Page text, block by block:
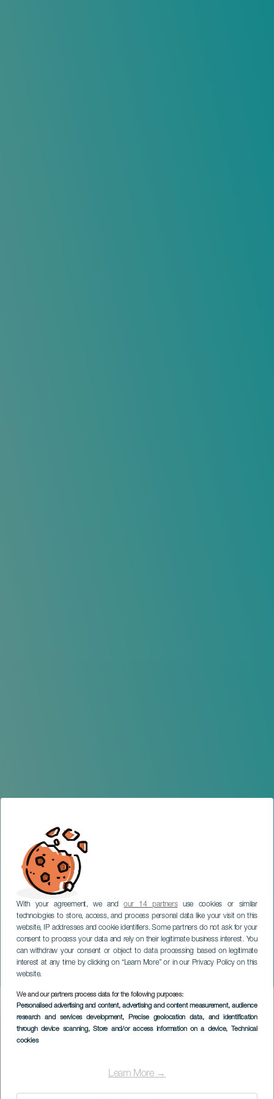
With your agreement, we andour 14 partnersuse cookies or similar
technologies to store, access, and process personal data like your visit on this
website, IP addresses and cookie identifiers. Some partners do not ask for your
consent to process your data and rely on their legitimate business interest. You
can withdraw your consent or object to data processing based on legitimate
interest at any time by clicking on “Learn More” or in our Privacy Policy on this
website.
We and our partners process data for the following purposes:
Personalised advertising and content, advertising and content measurement, audience
research and services development, Precise geolocation data, and identification
through device scanning, Store and/or access information on a device, Technical
cookies
Learn More →
De Kanariske Øers
litteraturdag
GRAN CANARIA
Imagen
Listado